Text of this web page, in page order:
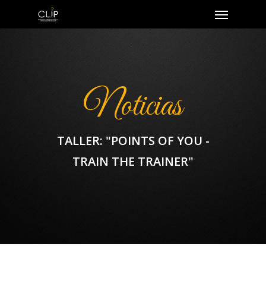
Noticias
TALLER: "POINTS OF YOU -
TRAIN THE TRAINER"